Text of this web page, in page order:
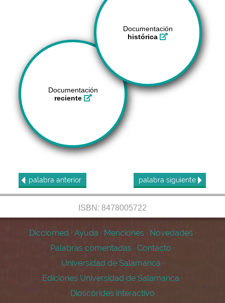
Documentación
histórica
Documentación
reciente
palabra anterior palabra siguiente
ISBN: 8478005722
Dicciomed · Ayuda · Menciones · Novedades ·
Palabras comentadas · Contacto ·
Universidad de Salamanca ·
Ediciones Universidad de Salamanca ·
Dioscórides interactivo